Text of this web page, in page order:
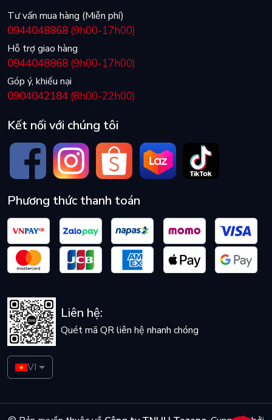
Tư vấn mua hàng (Miễn phí)
0944048868 (9h00-17h00)
Hỗ trợ giao hàng
0944048868 (9h00-17h00)
Góp ý, khiếu nại
0904042184 (8h00-22h00)
Kết nối với chúng tôi
Phương thức thanh toán
Liên hệ:
Quét mã QR liên hệ nhanh chóng
VI